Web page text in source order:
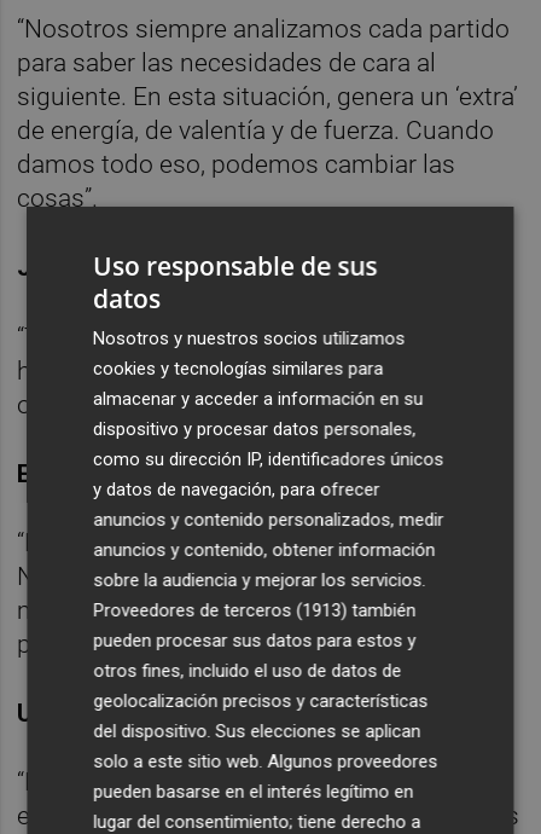
“Nosotros siempre analizamos cada partido
para saber las necesidades de cara al
siguiente. En esta situación, genera un ‘extra’
de energía, de valentía y de fuerza. Cuando
damos todo eso, podemos cambiar las
cosas”.
Jugadores que pierden protagonismo
“Tenemos una plantilla competitiva y al final,
hay diferentes circunstancias que varían los
onces”.
El Betis, un ejemplo a seguir
“Están haciendo las cosas muy bien.
Nosotros nos centramos en nosotros
mismos para conseguir el mejor Valencia
posible”.
Un estilo diferente a la temporada pasada
“La estadística y los datos dependen de tu
estilo y forma de jugar. Lo que tengo claro es
Uso responsable de sus
datos
Nosotros y nuestros socios utilizamos
cookies y tecnologías similares para
almacenar y acceder a información en su
dispositivo y procesar datos personales,
como su dirección IP, identificadores únicos
y datos de navegación, para ofrecer
anuncios y contenido personalizados, medir
anuncios y contenido, obtener información
sobre la audiencia y mejorar los servicios.
Proveedores de terceros (1913) también
pueden procesar sus datos para estos y
otros fines, incluido el uso de datos de
geolocalización precisos y características
del dispositivo. Sus elecciones se aplican
solo a este sitio web. Algunos proveedores
pueden basarse en el interés legítimo en
lugar del consentimiento; tiene derecho a